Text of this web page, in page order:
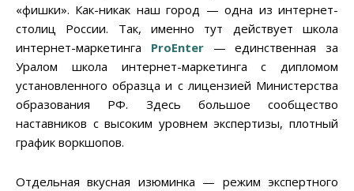
«фишки». Как-никак наш город — одна из интернет-
столиц России. Так, именно тут действует школа
интернет-маркетинга ProEnter— единственная за
Уралом школа интернет-маркетинга с дипломом
установленного образца и с лицензией Министерства
образования РФ. Здесь большое сообщество
наставников с высоким уровнем экспертизы, плотный
график воркшопов.
Отдельная вкусная изюминка — режим экспертного